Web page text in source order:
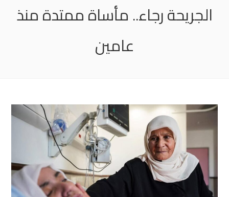
الجريحة رجاء.. مأساة ممتدة منذ
عامين